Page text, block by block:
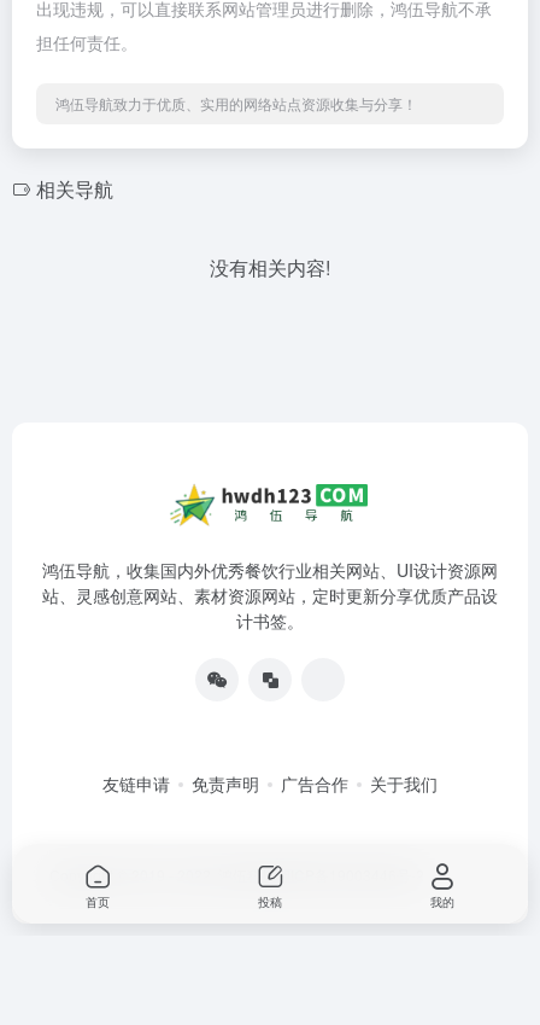
出现违规，可以直接联系网站管理员进行删除，鸿伍导航不承
担任何责任。
鸿伍导航致力于优质、实用的网络站点资源收集与分享！
相关导航
没有相关内容!
鸿伍导航，收集国内外优秀餐饮行业相关网站、UI设计资源网
站、灵感创意网站、素材资源网站，定时更新分享优质产品设
计书签。
友链申请 免责声明 广告合作 关于我们
Copyright © 2019 - 2022 鸿伍科技湘ICP备19003446号-2
首页 投稿 我的